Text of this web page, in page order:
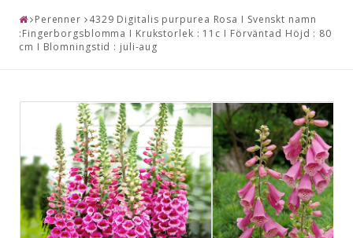
Perenner
4329 Digitalis purpurea Rosa I Svenskt namn
:Fingerborgsblomma I Krukstorlek : 11c I Förväntad Höjd : 80
cm I Blomningstid : juli-aug